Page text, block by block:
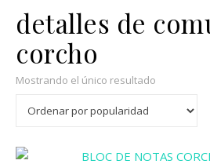
detalles de
corcho
Mostrando el único resultado